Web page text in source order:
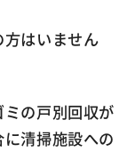
はいません
の戸別回収が
清掃施設への